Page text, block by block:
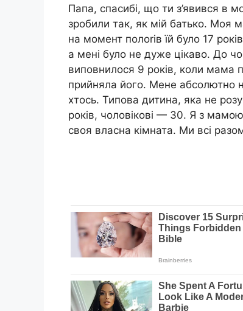
Папа, спасибі, що ти з’явився в
зробили так, як мій батько.
на момент полоrів їй було 17
а мені було не дуже цікаво. До
виповнилося 9 років, коли мама
прийняла його. Мене абсолютно
хтось. Типова дитина, яка не
років, чоловікові — 30. Я з
своя власна кімната. Ми всі